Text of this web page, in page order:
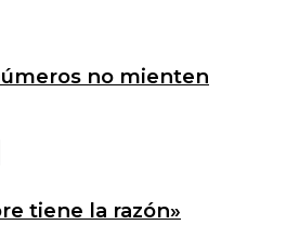
no mienten
tiene la razón»